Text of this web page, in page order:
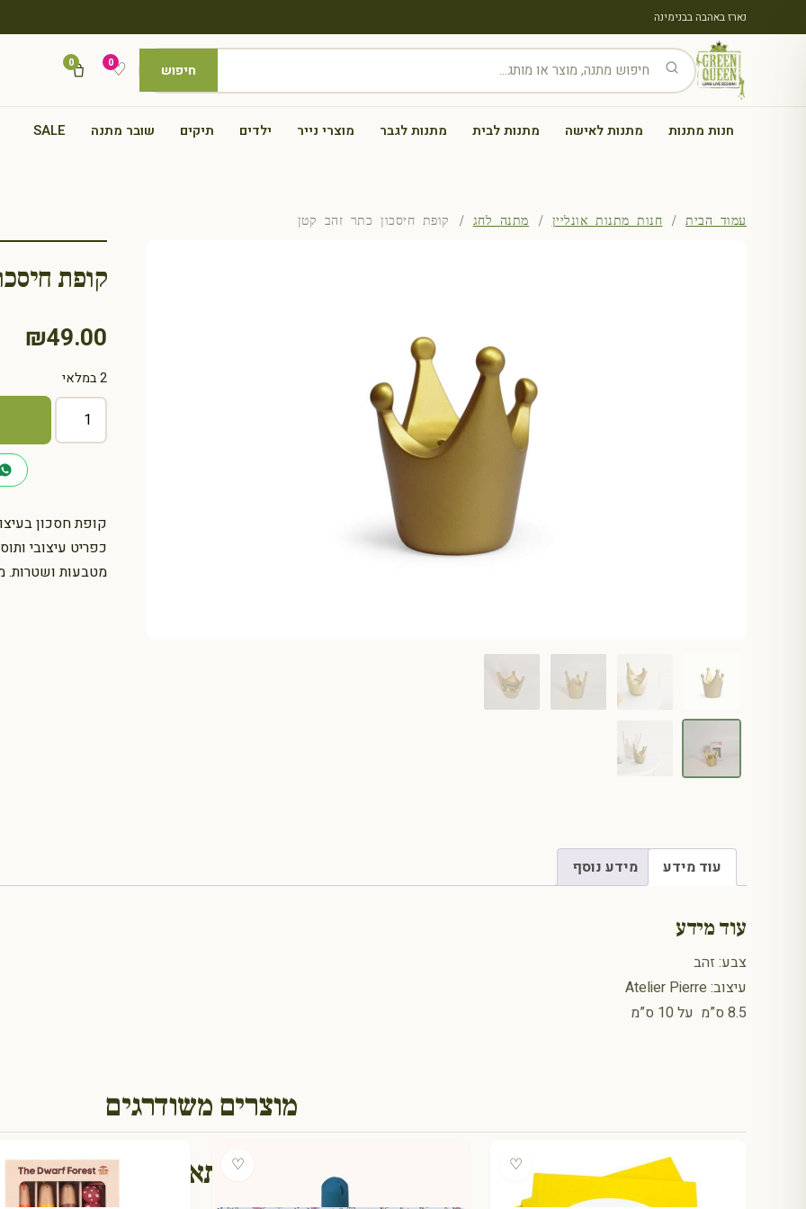
נארז באהבה בבנימינה
חיפוש ♡
0
0
חנות מתנות מתנות לאישה מתנות לבית מתנות לגבר מוצרי נייר ילדים תיקים שובר מתנה SALE
עמוד הבית/ חנות מתנות אונליין / מתנה לחג / קופת חיסכון כתר זהב קטן
קופת
₪49.00
קופת חסכון
כפריט עיצובי
מטבעות ושטרות.
2 במלאי
כמות
של
קופת
קטן
עוד מידע מידע נוסף
עוד מידע
צבע: זהב
עיצוב: Atelier Pierre
8.5 ס”מ על 10 ס”מ
מוצרים משודרגים
♡
♡
גם תאהבו